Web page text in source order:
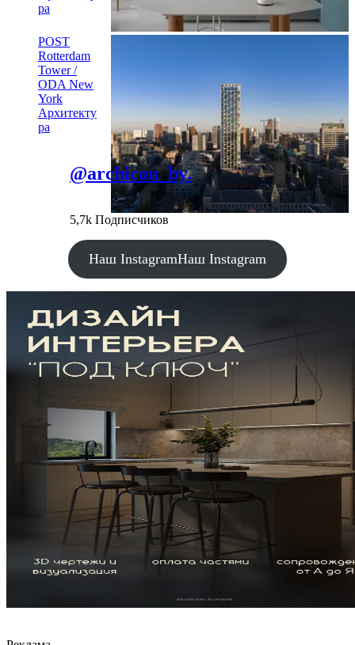
ра
POST
Rotterdam
Tower /
ODA New
York
Архитекту
ра
@archicon_by.
5,7k Подписчиков
Наш InstagramНаш Instagram